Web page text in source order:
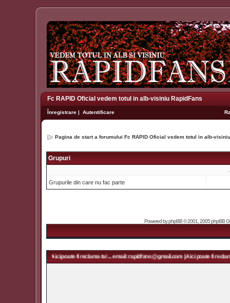
Fc RAPID Oficial vedem totul in alb-visiniu RapidFans
Înregistrare | Autentificare
Pagina de start a forumului Fc RAPID Oficial vedem totul in alb-
Grupuri
Grupurile din care nu fac parte
Powered byphpBB© 2001, 2005 phpBB
| Aici poate fi reclama ta! ... email: rapidfans@gmail.com | Aici poate fi reclama